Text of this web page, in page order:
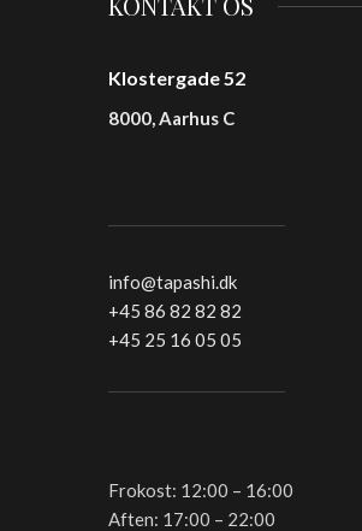
Klostergade 52
8000, Aarhus C
info@tapashi.dk
+45 86 82 82 82
+45 25 16 05 05
Frokost: 12:00 – 16:00
Aften: 17:00 – 22:00